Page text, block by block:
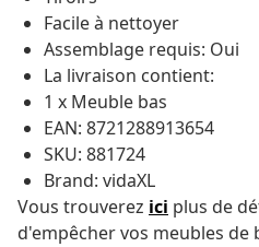
Facile à nettoyer
Assemblage requis: Oui
La livraison contient:
1 x Meuble bas
EAN: 8721288913654
SKU: 881724
Brand: vidaXL
Vous trouverez ici plus de
d'empêcher vos meubles de